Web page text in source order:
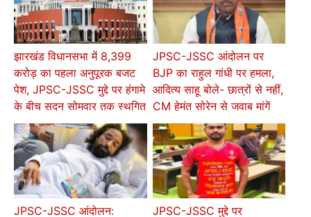
झारखंड विधानसभा में 8,399
करोड़ का पहला अनुपूरक बजट
पेश, JPSC-JSSC मुद्दे पर हंगामे
के बीच सदन सोमवार तक स्थगित
JPSC-JSSC आंदोलन पर
BJP का राहुल गांधी पर हमला,
आदित्य साहू बोले- छात्रों से नहीं,
CM हेमंत सोरेन से जवाब मांगें
JPSC-JSSC आंदोलन:
JPSC-JSSC मुद्दे पर